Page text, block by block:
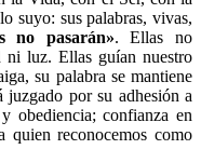
suyo: sus palabras, vivas,
no pasarán». Ellas no
ni luz. Ellas guían nuestro
su palabra se mantiene
juzgado por su adhesión a
obediencia; confianza en
quien reconocemos como